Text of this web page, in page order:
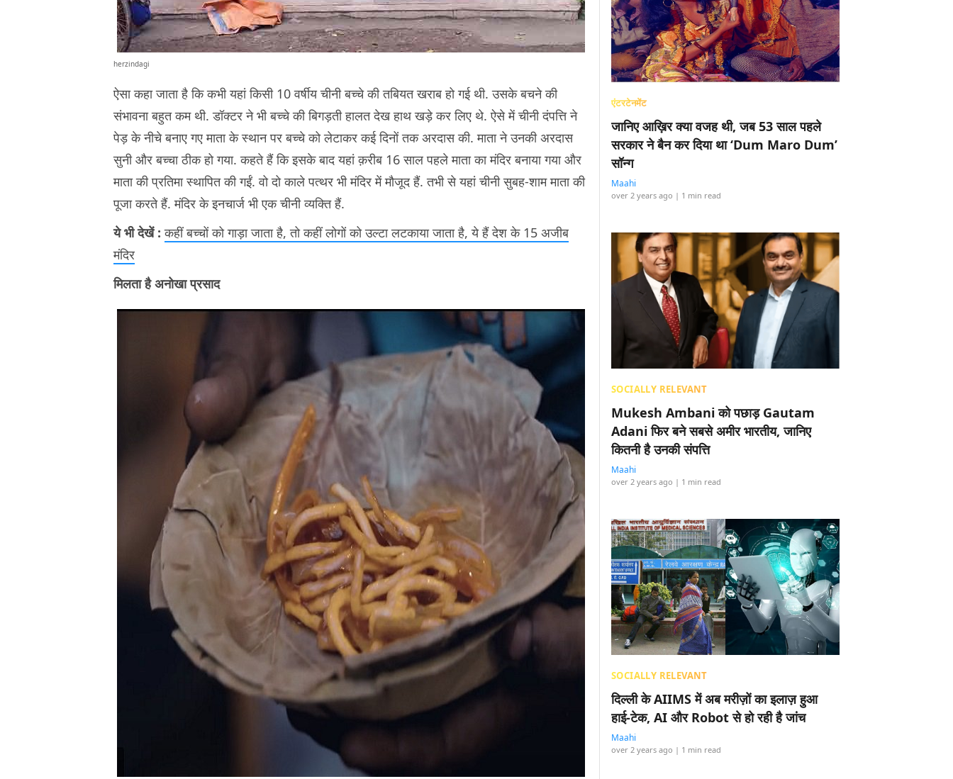
herzindagi
ऐसा कहा जाता है कि कभी यहां किसी 10 वर्षीय चीनी बच्चे की तबियत खराब हो गई थी. उसके बचने की
संभावना बहुत कम थी. डॉक्टर ने भी बच्चे की बिगड़ती हालत देख हाथ खड़े कर लिए थे. ऐसे में चीनी दंपत्ति ने
पेड़ के नीचे बनाए गए माता के स्थान पर बच्चे को लेटाकर कई दिनों तक अरदास की. माता ने उनकी अरदास
सुनी और बच्चा ठीक हो गया. कहते हैं कि इसके बाद यहां क़रीब 16 साल पहले माता का मंदिर बनाया गया और
माता की प्रतिमा स्थापित की गईं. वो दो काले पत्थर भी मंदिर में मौजूद हैं. तभी से यहां चीनी सुबह-शाम माता की
पूजा करते हैं. मंदिर के इनचार्ज भी एक चीनी व्यक्ति हैं.
ये भी देखें :कहीं बच्चों को गाड़ा जाता है, तो कहीं लोगों को उल्टा लटकाया जाता है, ये हैं देश के 15 अजीब
मंदिर
मिलता है अनोखा प्रसाद
एंटरटेनमेंट
जानिए आख़िर क्या वजह थी, जब 53 साल पहले
सरकार ने बैन कर दिया था ‘Dum Maro Dum’
सॉन्ग
Maahi
over 2 years ago | 1 min read
SOCIALLY RELEVANT
Mukesh Ambani को पछाड़ Gautam
Adani फिर बने सबसे अमीर भारतीय, जानिए
कितनी है उनकी संपत्ति
Maahi
over 2 years ago | 1 min read
SOCIALLY RELEVANT
दिल्ली के AIIMS में अब मरीज़ों का इलाज़ हुआ
हाई-टेक, AI और Robot से हो रही है जांच
Maahi
over 2 years ago | 1 min read